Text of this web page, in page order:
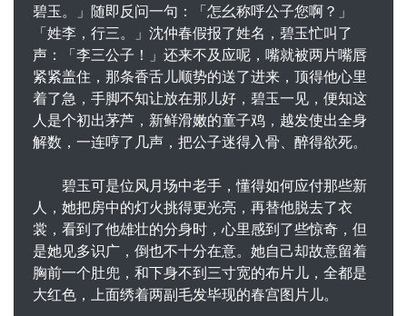
碧玉。」随即反问一句：「怎幺称呼公子您啊？」
「姓李，行三。」沈仲春假报了姓名，碧玉忙叫了
声：「李三公子！」还来不及应呢，嘴就被两片嘴唇
紧紧盖住，那条香舌儿顺势的送了进来，顶得他心里
着了急，手脚不知让放在那儿好，碧玉一见，便知这
人是个初出茅芦，新鲜滑嫩的童子鸡，越发使出全身
解数，一连哼了几声，把公子迷得入骨、醉得欲死。
碧玉可是位风月场中老手，懂得如何应付那些新
人，她把房中的灯火挑得更光亮，再替他脱去了衣
裳，看到了他雄壮的分身时，心里感到了些惊奇，但
是她见多识广，倒也不十分在意。她自己却故意留着
胸前一个肚兜，和下身不到三寸宽的布片儿，全都是
大红色，上面绣着两副毛发毕现的春宫图片儿。